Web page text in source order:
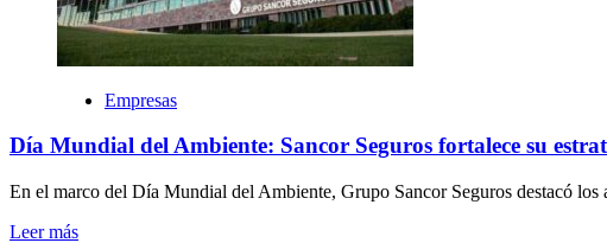
Empresas
Día Mundial del Ambiente: Sancor Seguros fortalece su
En el marco del Día Mundial del Ambiente, Grupo Sancor Seguros destacó los
Leer más